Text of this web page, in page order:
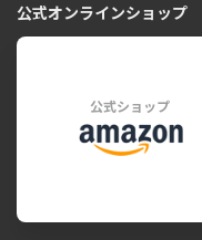
公式オンラインショップ
公式ショップ